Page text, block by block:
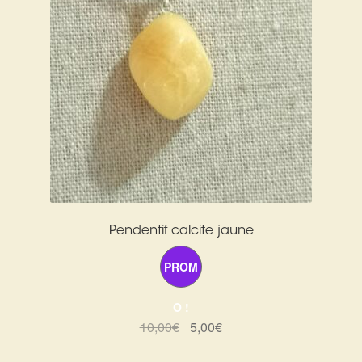
Pendentif calcite jaune
PROM
O !
10,00€ Le
5,00€Le